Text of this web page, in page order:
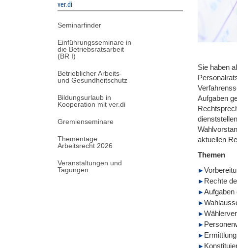
ver.di
Seminarfinder
Einführungsseminare in
die Betriebsratsarbeit
(BR I)
Betrieblicher Arbeits-
und Gesundheitschutz
Bildungsurlaub in
Kooperation mit ver.di
Gremienseminare
Thementage
Arbeitsrecht 2026
Veranstaltungen und
Tagungen
Sie haben
Aufgaben
aktuellen
Themen
Rechte
Aufgaben